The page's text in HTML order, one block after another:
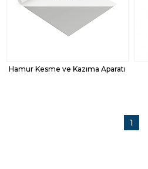
Hamur Kesme ve Kazıma Aparatı
1